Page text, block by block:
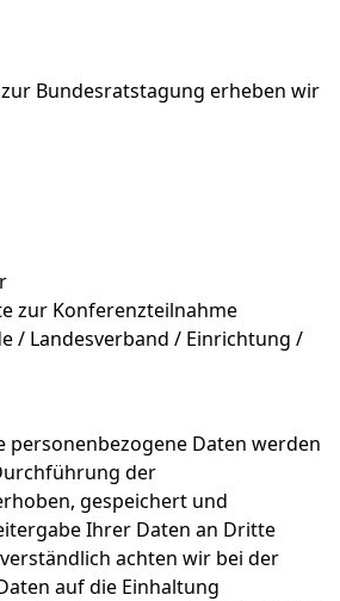
Bundesratstagung erheben wir
zur Konferenzteilnahme
/ Landesverband / Einrichtung /
personenbezogene Daten werden
der
gespeichert und
Ihrer Daten an Dritte
achten wir bei der
auf die Einhaltung